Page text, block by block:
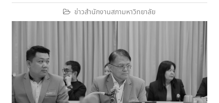
ข่าวสำนักงานสภามหาวิทยาลัย